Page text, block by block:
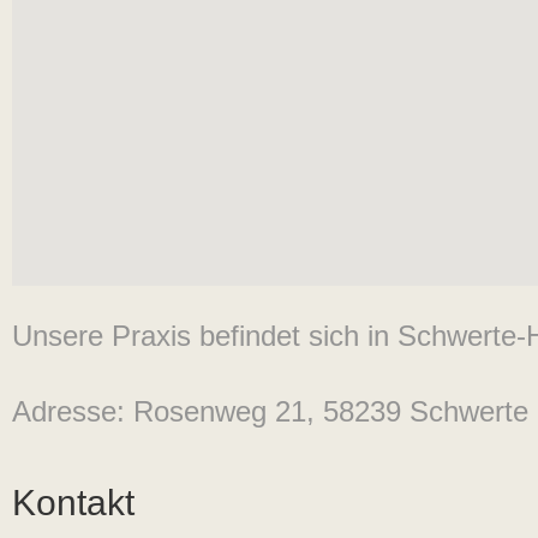
Unsere Praxis befindet sich in
Adresse: Rosenweg 21, 58239 Schwerte
Kontakt